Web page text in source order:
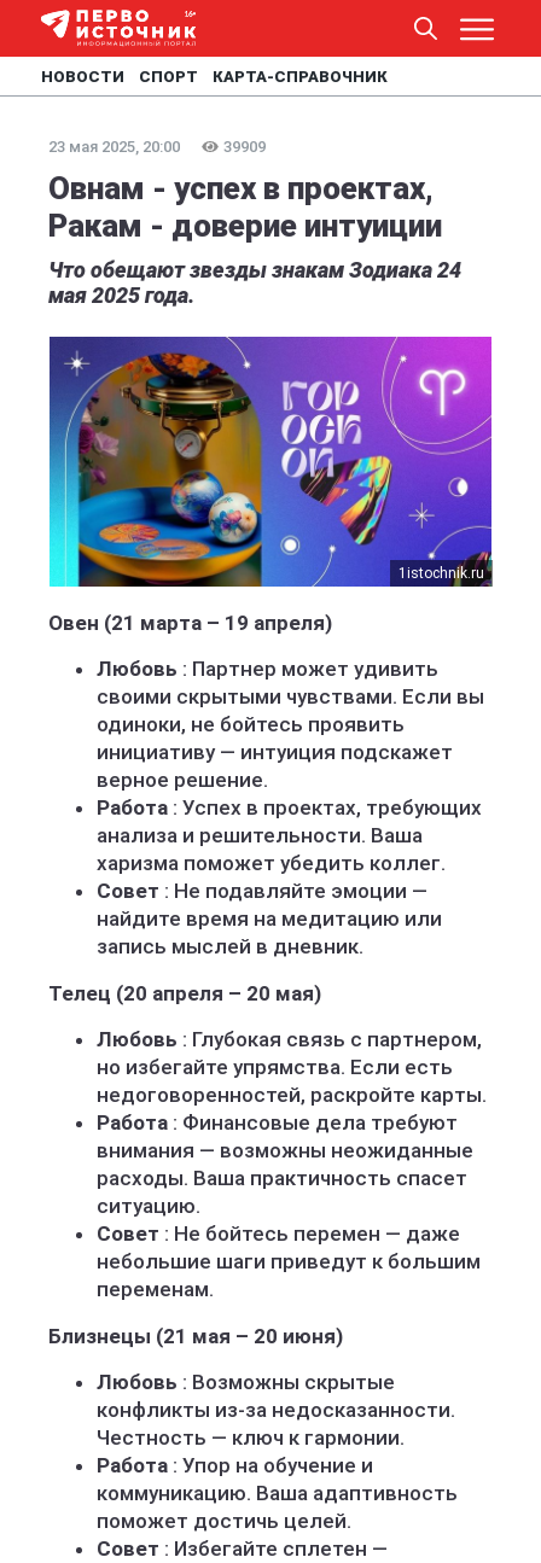
НОВОСТИ СПОРТ КАРТА-СПРАВОЧНИК
23 мая 2025, 20:00 39909
Овнам - успех в проектах,
Ракам - доверие интуиции
Что обещают звезды знакам Зодиака 24
мая 2025 года.
1istochnik.ru
Овен (21 марта – 19 апреля)
Любовь : Партнер может удивить
своими скрытыми чувствами. Если вы
одиноки, не бойтесь проявить
инициативу — интуиция подскажет
верное решение.
Работа : Успех в проектах, требующих
анализа и решительности. Ваша
харизма поможет убедить коллег.
Совет : Не подавляйте эмоции —
найдите время на медитацию или
запись мыслей в дневник.
Телец (20 апреля – 20 мая)
Любовь : Глубокая связь с партнером,
но избегайте упрямства. Если есть
недоговоренностей, раскройте карты.
Работа : Финансовые дела требуют
внимания — возможны неожиданные
расходы. Ваша практичность спасет
ситуацию.
Совет : Не бойтесь перемен — даже
небольшие шаги приведут к большим
переменам.
Близнецы (21 мая – 20 июня)
Любовь : Возможны скрытые
конфликты из-за недосказанности.
Честность — ключ к гармонии.
Работа : Упор на обучение и
коммуникацию. Ваша адаптивность
поможет достичь целей.
Совет : Избегайте сплетен —